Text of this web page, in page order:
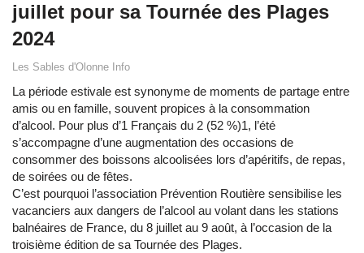
juillet pour sa Tournée des Plages
2024
Les Sables d'Olonne Info
La période estivale est synonyme de moments de partage entre
amis ou en famille, souvent propices à la consommation
d’alcool. Pour plus d’1 Français du 2 (52 %)1, l’été
s’accompagne d’une augmentation des occasions de
consommer des boissons alcoolisées lors d’apéritifs, de repas,
de soirées ou de fêtes.
C’est pourquoi l’association Prévention Routière sensibilise les
vacanciers aux dangers de l’alcool au volant dans les stations
balnéaires de France, du 8 juillet au 9 août, à l’occasion de la
troisième édition de sa Tournée des Plages.